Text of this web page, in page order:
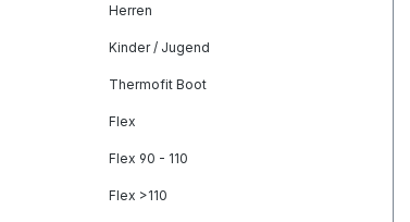
Herren
Kinder / Jugend
Thermofit Boot
Flex
Flex 90 - 110
Flex >110